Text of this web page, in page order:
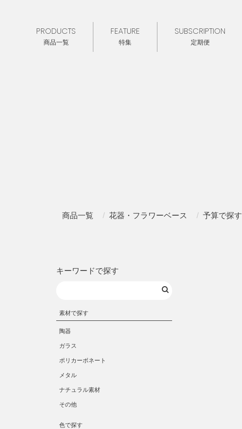
PRODUCTS
商品一覧
FEATURE
特集
SUBSCRIPTION
定期便
商品一覧 花器・フラワーベース 予算で探す
キーワードで探す
素材で探す
陶器
ガラス
ポリカーボネート
メタル
ナチュラル素材
その他
色で探す